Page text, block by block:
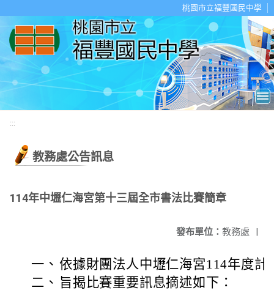
桃園市立福豐國民中學
:::
教務處公告訊息
114年中壢仁海宮第十三屆全市書法比賽簡章
發布單位： 教務處 |
一、 依據財團法人中壢仁海宮114年度計
二、 旨揭比賽重要訊息摘述如下：